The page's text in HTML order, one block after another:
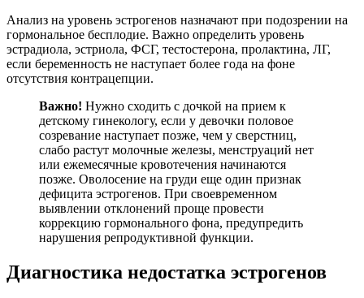
Анализ на уровень эстрогенов назначают при подозрении на
гормональное бесплодие. Важно определить уровень
эстрадиола, эстриола, ФСГ, тестостерона, пролактина, ЛГ,
если беременность не наступает более года на фоне
отсутствия контрацепции.
Важно! Нужно сходить с дочкой на прием к
детскому гинекологу, если у девочки половое
созревание наступает позже, чем у сверстниц,
слабо растут молочные железы, менструаций нет
или ежемесячные кровотечения начинаются
позже. Оволосение на груди еще один признак
дефицита эстрогенов. При своевременном
выявлении отклонений проще провести
коррекцию гормонального фона, предупредить
нарушения репродуктивной функции.
Диагностика недостатка эстрогенов